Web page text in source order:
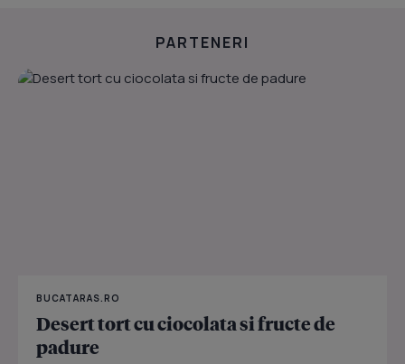
PARTENERI
BUCATARAS.RO
Desert tort cu ciocolata si fructe de
padure